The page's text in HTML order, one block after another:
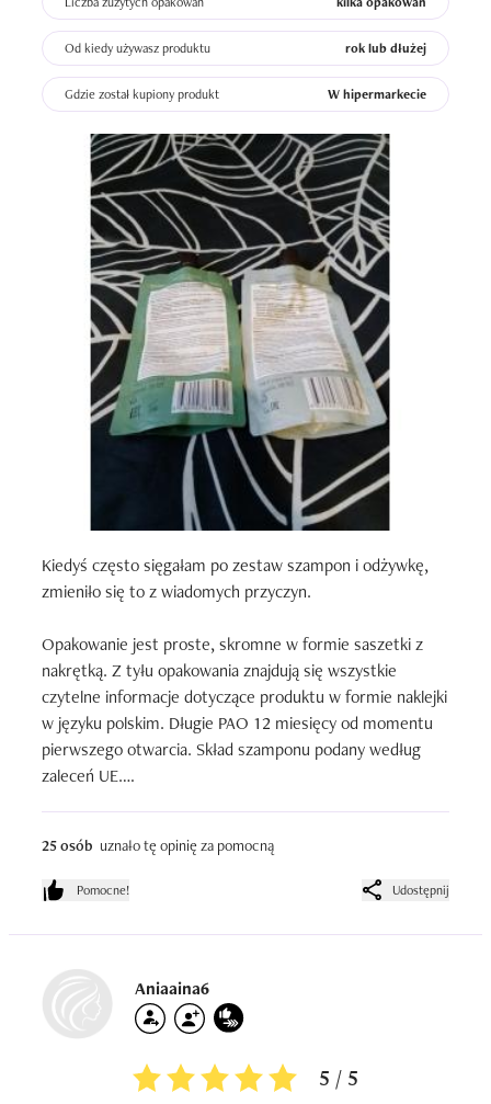
szamponu? Na pewno warto spróbować ponieważ
produkt nie jest drogi i ma całkiem przyjemny skład.
Raczej nie zaszkodzi.
sklepowych to czemu nie. Natomiast jeśli miałabym
znowu go specjalnie zamawiać przez internet to raczej
nie. Nie mniej jednak polecam jako ciekawostkę :)
Od kiedy używasz produktu rok lub dłużej
Gdzie został kupiony produkt W hipermarkecie
Kiedyś często sięgałam po zestaw szampon i odżywkę,
zmieniło się to z wiadomych przyczyn.
Opakowanie jest proste, skromne w formie saszetki z
nakrętką. Z tyłu opakowania znajdują się wszystkie
czytelne informacje dotyczące produktu w formie naklejki
w języku polskim. Długie PAO 12 miesięcy od momentu
pierwszego otwarcia. Skład szamponu podany według
zaleceń UE.
użytkownika co drugi dzień tak samo w przypadku
odżywki. Szampon ma lejącą się konsystencję w kolorze
perłowym, należy dość szybko aplikować na głowę i
spienić, dobrze oczyszcza skórę głowy oraz włosy. Czas
to zapach bardzo delikatny, przyjemny i odprężający.
Włosy po umyciu i zaaplikowaniu odżywki z serii z
łatwością można rozczesać i w innym przypadku mam
problem i zawsze stosuje odżywkę pod różną postacią
sprayu, odżywka do spłukiwania czy bez spłukiwania.
25 osób uznało tę opinię za pomocną
Pomocne! Udostępnij
Aniaaina6
5 / 5